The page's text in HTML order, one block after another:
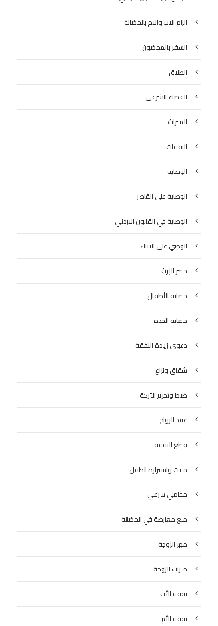
الزام الاب والام بالحضانة
السفر بالمحضون
الطلاق
القضاء الشرعي
الميراث
النفقات
الوصاية
الوصاية على القاصر
الوصاية في القانون الاردني
الوصي على الابناء
حصر الإرث
حضانة الأطفال
حضانة الجدة
دعوى زيادة النفقة
شقاق ونزاع
ضبط وتحرير التركة
عقد الزواج
قطع النفقة
مبيت واستزارة الطفل
محامي شرعي
منع معارضة في الحضانة
مهر الزوجة
ميراث الزوجة
نفقة الأب
نفقة الأم